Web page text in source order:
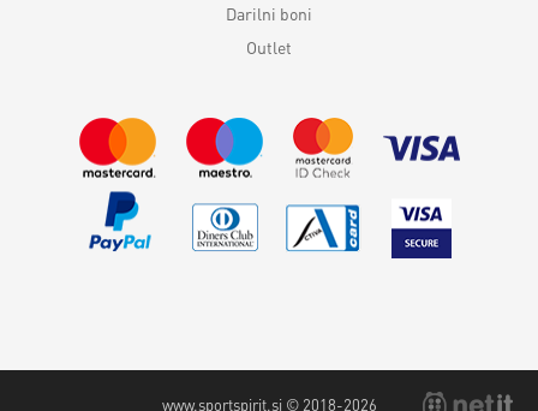
Darilni boni
Outlet
www.sportspirit.si © 2018-2026